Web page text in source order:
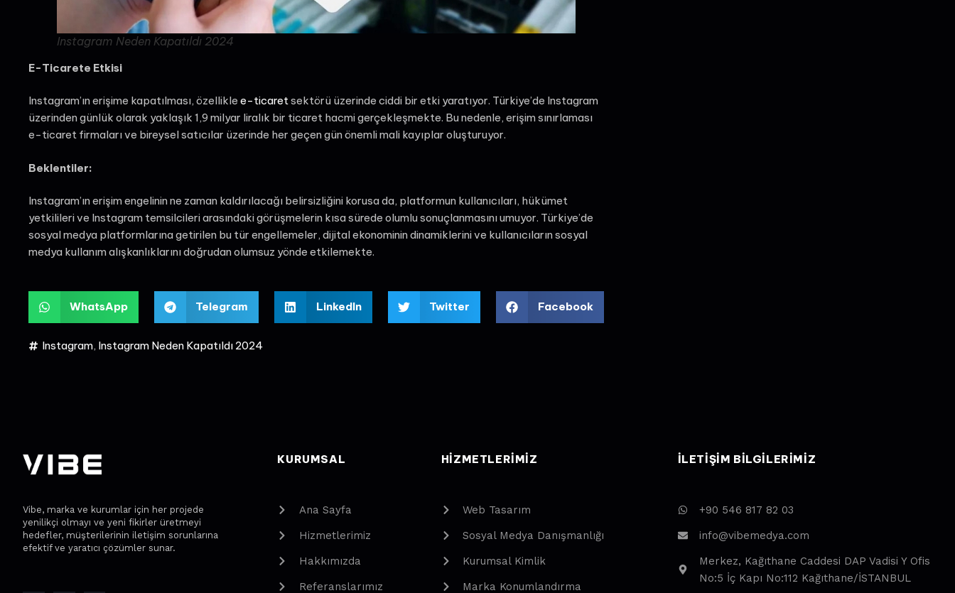
Instagram Neden Kapatıldı 2024
E-Ticarete Etkisi
Instagram’ın erişime kapatılması, özellikle e-ticaretsektörü üzerinde ciddi bir etki yaratıyor. Türkiye’de Instagram
üzerinden günlük olarak yaklaşık 1,9 milyar liralık bir ticaret hacmi gerçekleşmekte. Bu nedenle, erişim sınırlaması
e-ticaret firmaları ve bireysel satıcılar üzerinde her geçen gün önemli mali kayıplar oluşturuyor.
Beklentiler:
Instagram’ın erişim engelinin ne zaman kaldırılacağı belirsizliğini korusa da, platformun kullanıcıları, hükümet
yetkilileri ve Instagram temsilcileri arasındaki görüşmelerin kısa sürede olumlu sonuçlanmasını umuyor. Türkiye’de
sosyal medya platformlarına getirilen bu tür engellemeler, dijital ekonominin dinamiklerini ve kullanıcıların sosyal
medya kullanım alışkanlıklarını doğrudan olumsuz yönde etkilemekte.
WhatsApp Telegram LinkedIn Twitter Facebook
Instagram, Instagram Neden Kapatıldı 2024
Vibe, marka ve kurumlar için her projede
yenilikçi olmayı ve yeni fikirler üretmeyi
hedefler, müşterilerinin iletişim sorunlarına
efektif ve yaratıcı çözümler sunar.
KURUMSAL
Ana Sayfa
Hizmetlerimiz
Hakkımızda
Referanslarımız
HIZMETLERIMIZ
Web Tasarım
Sosyal Medya Danışmanlığı
Kurumsal Kimlik
Marka Konumlandırma
ILETIŞIM BILGILERIMIZ
+90 546 817 82 03
info@vibemedya.com
Merkez, Kağıthane Caddesi DAP Vadisi Y Ofis
No:5 İç Kapı No:112 Kağıthane/İSTANBUL